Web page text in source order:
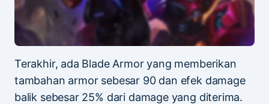
Terakhir, ada Blade Armor yang memberikan
tambahan armor sebesar 90 dan efek damage
balik sebesar 25% dari damage yang diterima.